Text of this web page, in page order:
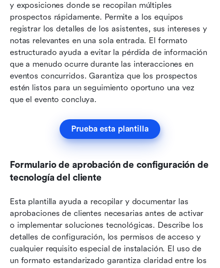
y exposiciones donde se recopilan múltiples
prospectos rápidamente. Permite a los equipos
registrar los detalles de los asistentes, sus intereses y
notas relevantes en una sola entrada. El formato
estructurado ayuda a evitar la pérdida de información
que a menudo ocurre durante las interacciones en
eventos concurridos. Garantiza que los prospectos
estén listos para un seguimiento oportuno una vez
que el evento concluya.
Prueba esta plantilla
Formulario de aprobación de configuración de
tecnología del cliente
Esta plantilla ayuda a recopilar y documentar las
aprobaciones de clientes necesarias antes de activar
o implementar soluciones tecnológicas. Describe los
detalles de configuración, los permisos de acceso y
cualquier requisito especial de instalación. El uso de
un formato estandarizado garantiza claridad entre los